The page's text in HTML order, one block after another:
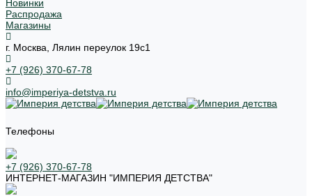
Новинки
Распродажа
Магазины
г. Москва, Лялин переулок 19с1
+7 (926) 370-67-78
info@imperiya-detstva.ru
Телефоны
+7 (926) 370-67-78
ИНТЕРНЕТ-МАГАЗИН "ИМПЕРИЯ ДЕТСТВА"